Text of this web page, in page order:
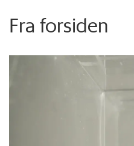
Fra forsiden